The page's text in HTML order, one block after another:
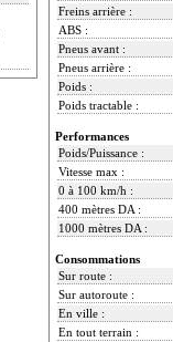
Freins arrière :
ABS :
Pneus avant :
Pneus arrière :
Poids :
Poids tractable :
Performances
Poids/Puissance :
Vitesse max :
0 à 100 km/h :
400 mètres DA :
1000 mètres DA :
Consommations
Sur route :
Sur autoroute :
En ville :
En tout terrain :